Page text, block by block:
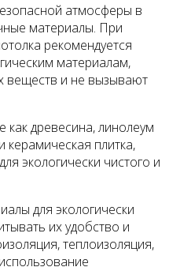
атмосферы в
материалы. При
рекомендуется
материалам,
веществ и не вызывают
как древесина, линолеум
керамическая плитка,
экологически чистого и
для экологически
их удобство и
теплоизоляция,